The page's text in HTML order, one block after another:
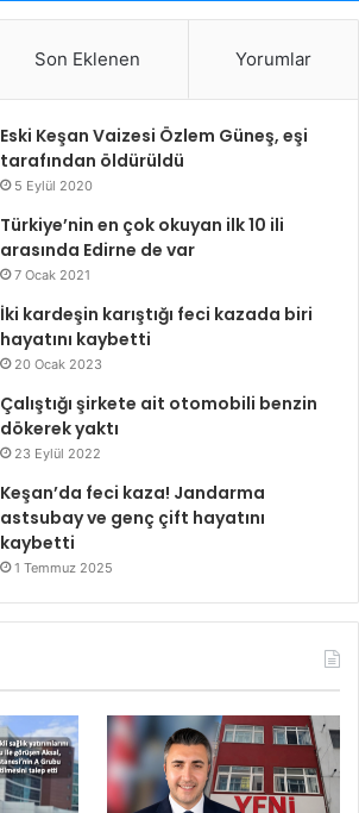
Son Eklenen Yorumlar
Eski Keşan Vaizesi Özlem Güneş, eşi
tarafından öldürüldü
5 Eylül 2020
Türkiye’nin en çok okuyan ilk 10 ili
arasında Edirne de var
7 Ocak 2021
İki kardeşin karıştığı feci kazada biri
hayatını kaybetti
20 Ocak 2023
Çalıştığı şirkete ait otomobili benzin
dökerek yaktı
23 Eylül 2022
Keşan’da feci kaza! Jandarma
astsubay ve genç çift hayatını
kaybetti
1 Temmuz 2025